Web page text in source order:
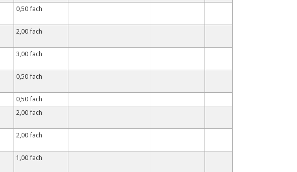
0,50 fach
2,00 fach
3,00 fach
0,50 fach
0,50 fach
2,00 fach
2,00 fach
1,00 fach